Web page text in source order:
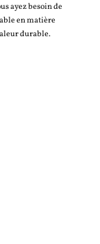
ayez besoin de
en matière
durable.